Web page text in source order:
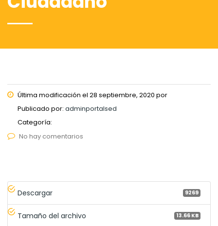
Última modificación el 28 septiembre, 2020 por
Publicado por: adminportalsed
Categoría:
No hay comentarios
Descargar 9269
Tamaño del archivo 13.66 KB